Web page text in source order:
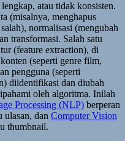
atau tidak konsisten.
(misalnya, menghapus
normalisasi (mengubah
transformasi. Salah satu
(feature extraction), di
(seperti genre film,
pengguna (seperti
diidentifikasi dan diubah
oleh algoritma. Inilah
Processing (NLP) berperan
ulasan, dan Computer Vision
thumbnail.